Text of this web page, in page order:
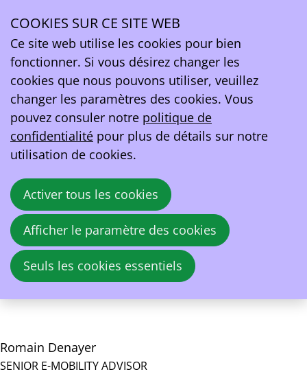
Karsten Marhold
E-MOBILITY ADVISOR
Philippe Vangeel
DIRECTOR EV BELGIUM
Romain Denayer
SENIOR E-MOBILITY ADVISOR
COOKIES SUR CE SITE WEB
Ce site web utilise les cookies pour bien
fonctionner. Si vous désirez changer les
cookies que nous pouvons utiliser, veuillez
changer les paramètres des cookies. Vous
pouvez consuler notre politique de
confidentialité pour plus de détails sur notre
utilisation de cookies.
Activer tous les cookies
Afficher le paramètre des cookies
Seuls les cookies essentiels